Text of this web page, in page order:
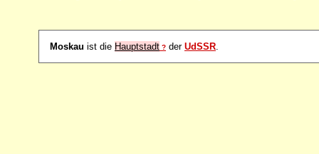
Moskau ist die Hauptstadt ? der UdSSR